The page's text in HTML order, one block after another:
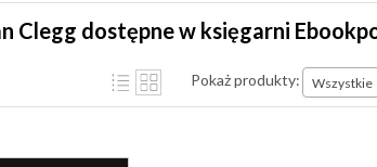
Clegg dostępne w księgarni
Pokaż produkty: Wszystkie